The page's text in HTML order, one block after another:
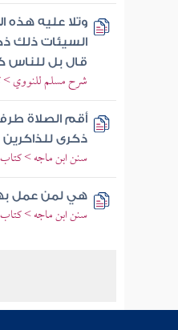
وتلا عليه هذه
السيئات ذلك
قال بل للناس
شرح مسلم للنووي >
أقم الصلاة
ذكرى للذاكرين
سنن ابن ماجه > كتاب
هي لمن عمل
سنن ابن ماجه > كتاب